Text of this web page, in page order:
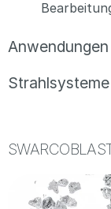
Anwendungen
Strahlsysteme